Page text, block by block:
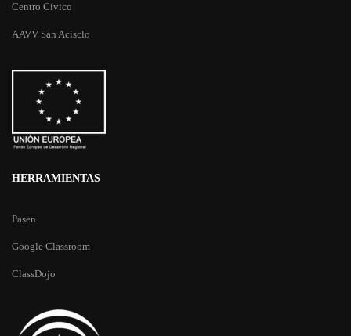
Centro Cívico
AAVV San Acisclo
HERRAMIENTAS
Pasen
Google Classroom
ClassDojo